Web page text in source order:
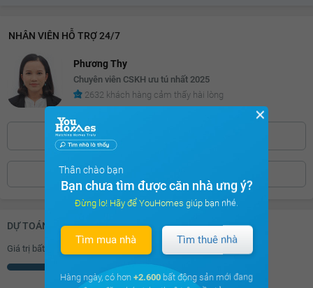
NHÂN VIÊN HỖ TRỢ 24/7
Phương Thy
Chuyên viên CSKH ưu tú nhất 2025
2632 khách hàng cảm thấy hài lòng
0886.39***
DỰ TOÁN KHOẢN VAY (ĐƠN VỊ: VNĐ)
Giá trị bất động sản
✕
Thân chào bạn
Bạn chưa tìm được căn nhà ưng ý?
Đừng lo! Hãy để YouHomes giúp bạn nhé.
Tìm mua nhà Tìm thuê nhà
Hàng ngày, có hơn +2.600 bất động sản mới đang